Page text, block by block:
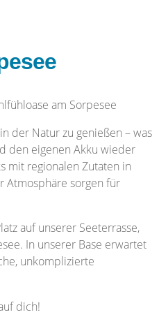
am Sorpesee
der Natur zu genießen – was
den eigenen Akku wieder
mit regionalen Zutaten in
Atmosphäre sorgen für
auf unserer Seeterrasse,
In unserer Base erwartet
unkomplizierte
dich!